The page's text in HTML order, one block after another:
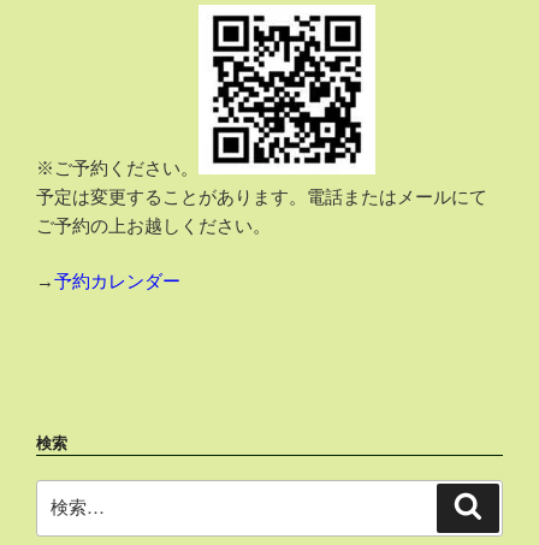
※ご予約ください。
予定は変更することがあります。電話またはメールにて
ご予約の上お越しください。
→予約カレンダー
検索
索: